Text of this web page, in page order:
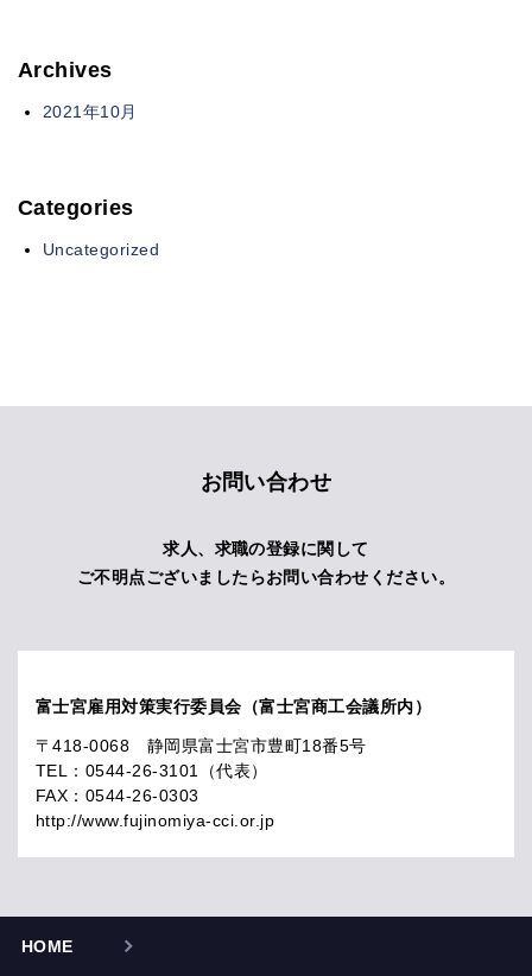
Archives
2021年10月
Categories
Uncategorized
お問い合わせ
求人、求職の登録に関して
ご不明点ございましたらお問い合わせください。
富士宮雇用対策実行委員会（富士宮商工会議所内）
〒418-0068 静岡県富士宮市豊町18番5号
TEL：0544-26-3101（代表）
FAX：0544-26-0303
http://www.fujinomiya-cci.or.jp
HOME